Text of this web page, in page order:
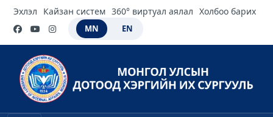
Эхлэл Кайзан систем 360° виртуал аялал Холбоо барих
MN EN